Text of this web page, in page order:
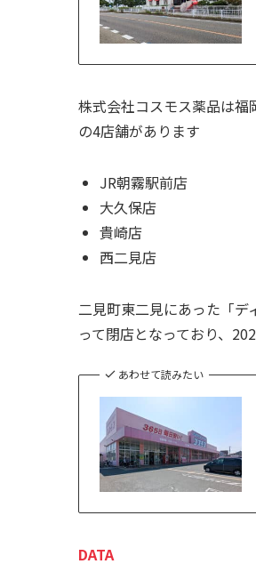
株式会社コスモス薬品は
の4店舗があります
JR朝霧駅前店
大久保店
貴崎店
西二見店
二見町東二見にあった「
って閉店となっており、
あわせて読みたい
DATA